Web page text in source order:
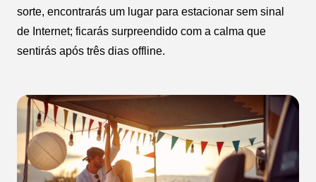
sorte, encontrarás um lugar para estacionar sem sinal
de Internet; ficarás surpreendido com a calma que
sentirás após três dias offline.